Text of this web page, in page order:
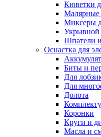
Кюветки
Малярные
Миксеры
Укрывной
Шпатели
Оснастка для
Биты и
Для
Для
Долота
Коронки
Круги и
Масла и